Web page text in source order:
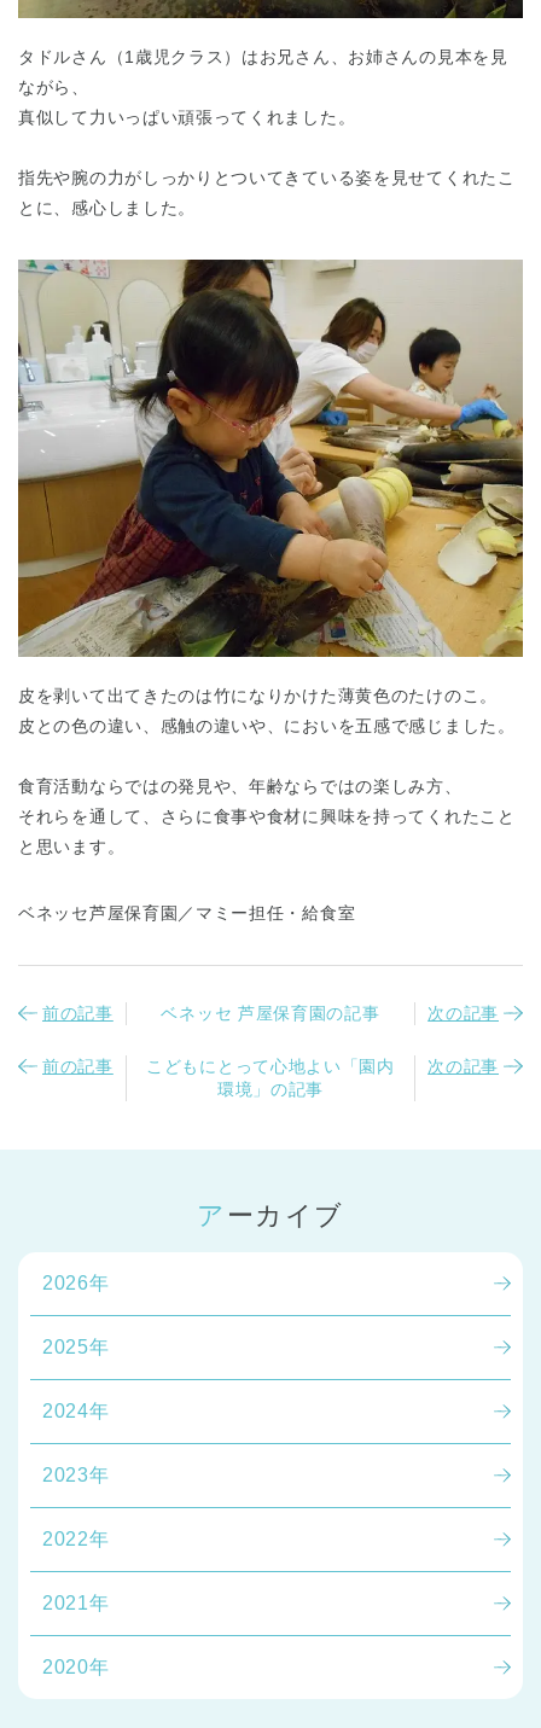
埼玉県
兵庫県 全域
タドルさん（1歳児クラス）はお兄さん、お姉さんの見本を見
ながら、
真似して力いっぱい頑張ってくれました。
指先や腕の力がしっかりとついてきている姿を見せてくれたこ
とに、感心しました。
皮を剥いて出てきたのは竹になりかけた薄黄色のたけのこ。
皮との色の違い、感触の違いや、においを五感で感じました。
食育活動ならではの発見や、年齢ならではの楽しみ方、
それらを通して、さらに食事や食材に興味を持ってくれたこと
と思います。
ベネッセ芦屋保育園／マミー担任・給食室
前の記事 ベネッセ 芦屋保育園の記事 次の記事
前の記事
こどもにとって心地よい「園内
環境」の記事
次の記事
アーカイブ
2026年
2025年
2024年
2023年
2022年
2021年
2020年